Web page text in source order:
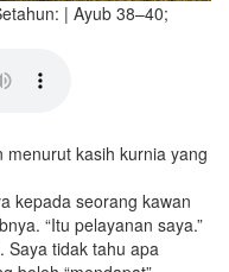
| Ayub 38–40;
kasih kurnia yang
kepada seorang kawan
“Itu pelayanan saya.”
. Saya tidak tahu apa